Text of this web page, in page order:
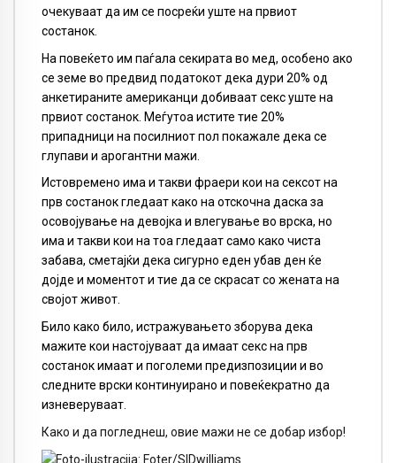
очекуваат да им се посреќи уште на првиот
состанок.
На повеќето им паѓала секирата во мед, особено ако
се земе во предвид податокот дека дури 20% од
анкетираните американци добиваат секс уште на
првиот состанок. Меѓутоа истите тие 20%
припадници на посилниот пол покажале дека се
глупави и арогантни мажи.
Истовремено има и такви фраери кои на сексот на
прв состанок гледаат како на отскочна даска за
осовојување на девојка и влегување во врска, но
има и такви кои на тоа гледаат само како чиста
забава, сметајќи дека сигурно еден убав ден ќе
дојде и моментот и тие да се скрасат со жената на
својот живот.
Било како било, истражувањето зборува дека
мажите кои настојуваат да имаат секс на прв
состанок имаат и поголеми предизпозиции и во
следните врски континуирано и повеќекратно да
изневеруваат.
Како и да погледнеш, овие мажи не се добар избор!